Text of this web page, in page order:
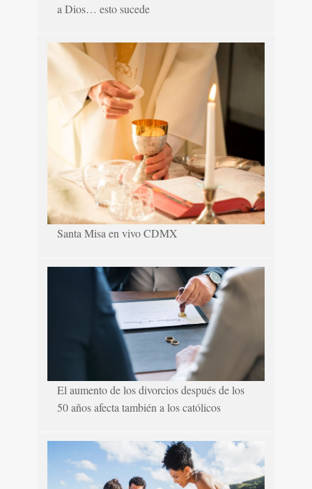
a Dios… esto sucede
Santa Misa en vivo CDMX
El aumento de los divorcios después de los
50 años afecta también a los católicos